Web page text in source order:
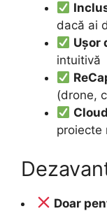
dacă ai
Ușor
intuitivă
(drone,
proiecte
Doar